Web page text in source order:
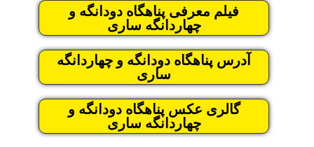
فیلم معرفی پناهگاه دودانگه و
چهاردانگه ساری
آدرس پناهگاه دودانگه و چهاردانگه
ساری
گالری عکس پناهگاه دودانگه و
چهاردانگه ساری